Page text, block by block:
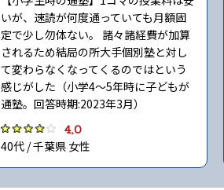
いが、速読が何度通っていても月額固
定で少し勿体ない。 諸々諸経費が加算
されるため結局の所大手個別塾と対し
て変わらなくなってくるのではという
感じがした（小学4〜5年時に子どもが
通塾。回答時期:2023年3月）
4.0
40代 / 千葉県 女性